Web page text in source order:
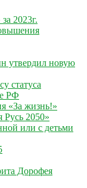
2023г.
утвердил новую
статуса
РФ
«За жизнь!»
Русь 2050»
или с детьми
Дорофея